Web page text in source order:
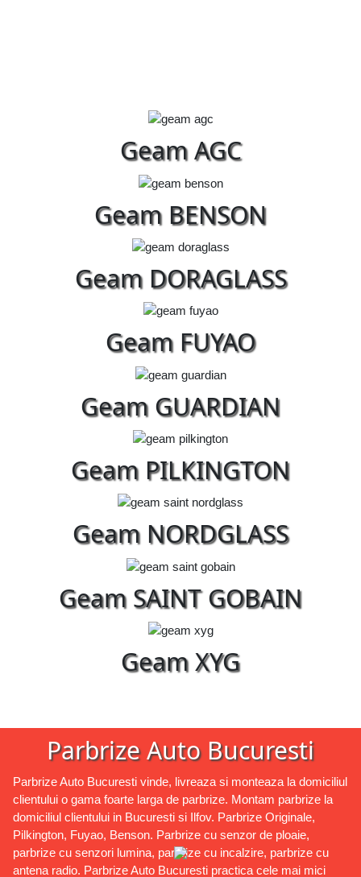
Geam AGC
Geam BENSON
Geam DORAGLASS
Geam FUYAO
Geam GUARDIAN
Geam PILKINGTON
Geam NORDGLASS
Geam SAINT GOBAIN
Geam XYG
Parbrize Auto Bucuresti
Parbrize Auto Bucuresti vinde, livreaza si monteaza la domiciliul
clientului o gama foarte larga de parbrize. Montam parbrize la
domiciliul clientului in Bucuresti si Ilfov. Parbrize Originale,
Pilkington, Fuyao, Benson. Parbrize cu senzor de ploaie,
parbrize cu senzori lumina, parbrize cu incalzire, parbrize cu
antena radio. Parbrize Auto Bucuresti practica cele mai mici